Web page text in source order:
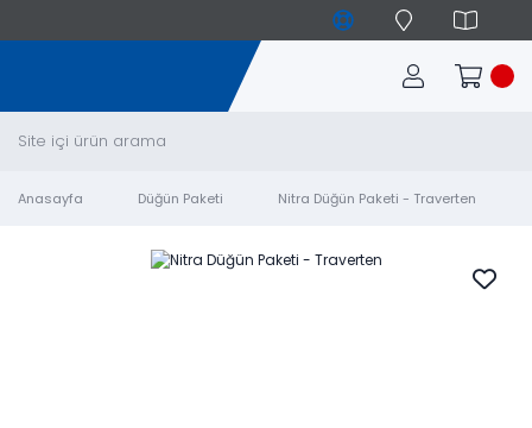
Anasayfa Düğün Paketi Nitra Düğün Paketi - Traverten